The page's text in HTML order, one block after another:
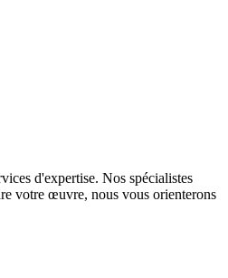
d'expertise. Nos spécialistes
votre œuvre, nous vous orienterons